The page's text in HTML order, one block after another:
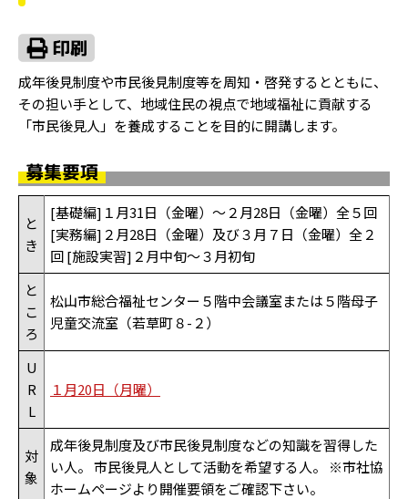
成年後見制度や市民後見制度等を周知・啓発するとともに、
その担い手として、地域住民の視点で地域福祉に貢献する
「市民後見人」を養成することを目的に開講します。
募集要項
と
き
[基礎編]１月31日（金曜）～２月28日（金曜）全５回
[実務編]２月28日（金曜）及び３月７日（金曜）全２
回 [施設実習]２月中旬～３月初旬
と
こ
ろ
松山市総合福祉センター５階中会議室または５階母子
児童交流室（若草町８-２）
U
R
L
１月20日（月曜）
対
象
成年後見制度及び市民後見制度などの知識を習得した
い人。 市民後見人として活動を希望する人。 ※市社協
ホームページより開催要領をご確認下さい。